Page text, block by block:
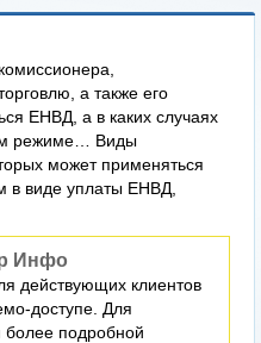
а также его
ЕНВД, а в каких случаях
режиме… Виды
может применяться
в виде уплаты ЕНВД,
Инфо
действующих клиентов
доступе. Для
более подробной